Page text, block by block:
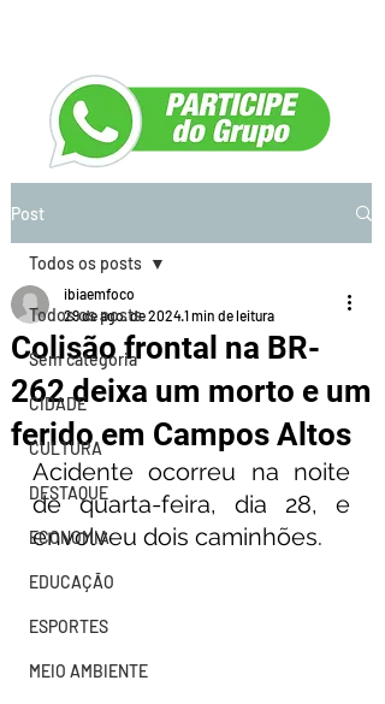
Post
Todos os posts
Sem categoria
CIDADE
CULTURA
DESTAQUE
ECONOMIA
EDUCAÇÃO
ESPORTES
MEIO AMBIENTE
Todos os posts
Colisão frontal na BR-
262 deixa um morto e um
ferido em Campos Altos
ibiaemfoco
29 de ago. de 20241 min de leitura
Acidente ocorreu na noite
de quarta-feira, dia 28, e
envolveu dois caminhões.